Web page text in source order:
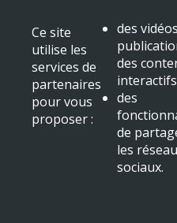
Fermeture
Congès
+ voir
Mairie de Beaulieu sur
Place Albert
19120 Beaulieu sur Dordogne
NOUS LOCALISER
Ce site
utilise les
services de
partenaires
pour vous
proposer :
des
des
interactifs
des
de
les
sociaux.